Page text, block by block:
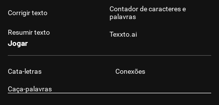
Corrigir texto
Resumir texto
Contador de caracteres e
palavras
Texxto.ai
Jogar
Cata-letras Conexões
Caça-palavras